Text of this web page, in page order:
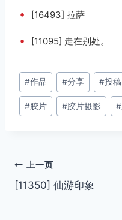
• [16493] 拉萨
• [11095] 走在别处。
文
章
标
#作品 #分享 #投稿
#胶片 #胶片摄影 #
文
章
上一页
[11350] 仙游印象